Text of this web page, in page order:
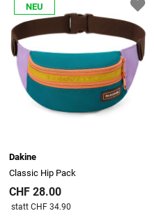
NEU
Dakine
Classic Hip Pack
CHF 28.00
Preis reduziert von
statt CHF 34.90